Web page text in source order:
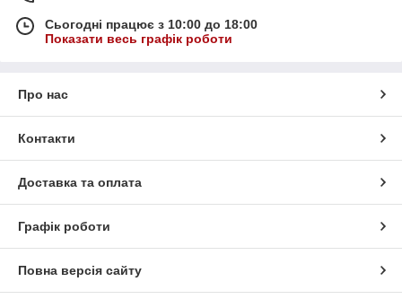
Сьогодні працює з 10:00 до 18:00
Показати весь графік роботи
Про нас
Контакти
Доставка та оплата
Графік роботи
Повна версія сайту